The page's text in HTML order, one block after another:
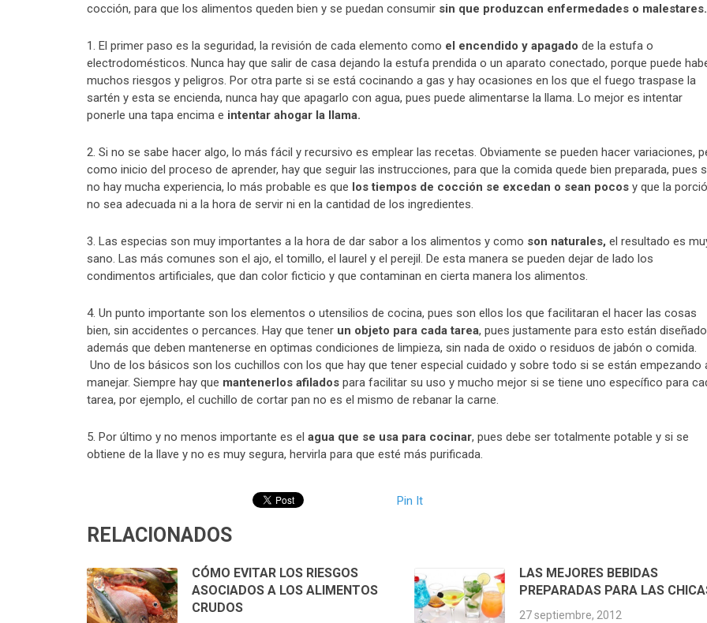
cocción, para que los alimentos queden bien y se puedan consumir sin que produzcan enfermedades o malestares.
1. El primer paso es la seguridad, la revisión de cada elemento como el encendido y apagado de la estufa o
electrodomésticos. Nunca hay que salir de casa dejando la estufa prendida o un aparato conectado, porque puede
muchos riesgos y peligros. Por otra parte si se está cocinando a gas y hay ocasiones en los que el fuego traspase la
sartén y esta se encienda, nunca hay que apagarlo con agua, pues puede alimentarse la llama. Lo mejor es intentar
ponerle una tapa encima e intentar ahogar la llama.
2. Si no se sabe hacer algo, lo más fácil y recursivo es emplear las recetas. Obviamente se pueden hacer variaciones,
como inicio del proceso de aprender, hay que seguir las instrucciones, para que la comida quede bien preparada, pues
no hay mucha experiencia, lo más probable es que los tiempos de cocción se excedan o sean pocos y que la
no sea adecuada ni a la hora de servir ni en la cantidad de los ingredientes.
3. Las especias son muy importantes a la hora de dar sabor a los alimentos y como son naturales, el resultado es
sano. Las más comunes son el ajo, el tomillo, el laurel y el perejil. De esta manera se pueden dejar de lado los
condimentos artificiales, que dan color ficticio y que contaminan en cierta manera los alimentos.
4. Un punto importante son los elementos o utensilios de cocina, pues son ellos los que facilitaran el hacer las cosas
bien, sin accidentes o percances. Hay que tener un objeto para cada tarea, pues justamente para esto están
además que deben mantenerse en optimas condiciones de limpieza, sin nada de oxido o residuos de jabón o comida.
Uno de los básicos son los cuchillos con los que hay que tener especial cuidado y sobre todo si se están empezando
manejar. Siempre hay que mantenerlos afilados para facilitar su uso y mucho mejor si se tiene uno específico para
tarea, por ejemplo, el cuchillo de cortar pan no es el mismo de rebanar la carne.
5. Por último y no menos importante es el agua que se usa para cocinar, pues debe ser totalmente potable y si se
obtiene de la llave y no es muy segura, hervirla para que esté más purificada.
Pin It
RELACIONADOS
CÓMO EVITAR LOS RIESGOS
ASOCIADOS A LOS ALIMENTOS
CRUDOS
LAS MEJORES BEBIDAS
PREPARADAS PARA LAS
27 septiembre, 2012